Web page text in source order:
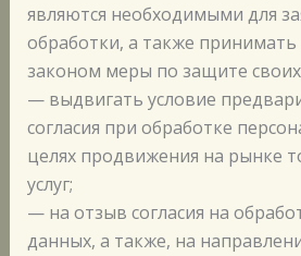
являются необходимыми для
обработки, а также
законом меры по защите
— выдвигать условие
согласия при обработке
целях продвижения на рынке
услуг;
— на отзыв согласия на
данных, а также, на